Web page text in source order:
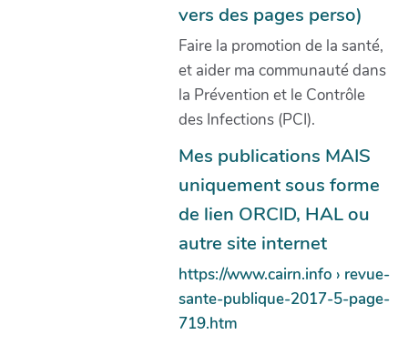
vers des pages perso)
Faire la promotion de la santé,
et aider ma communauté dans
la Prévention et le Contrôle
des Infections (PCI).
Mes publications MAIS
uniquement sous forme
de lien ORCID, HAL ou
autre site internet
https://www.cairn.info › revue-
sante-publique-2017-5-page-
719.htm